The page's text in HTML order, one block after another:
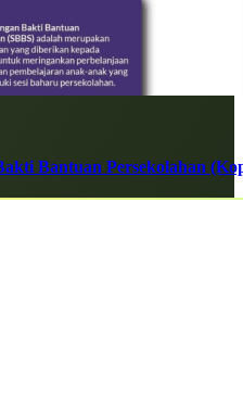
Bantuan Persekolahan